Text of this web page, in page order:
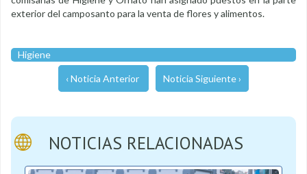
exterior del camposanto para la venta de flores y alimentos.
Higiene
‹ Noticia Anterior Noticia Siguiente ›
NOTICIAS RELACIONADAS